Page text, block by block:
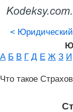
<
А Б В Г Д Е Ж З И
Что такое